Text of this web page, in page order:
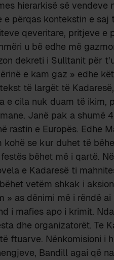
hierarkisë së vendeve
e përqas kontekstin e
qeveritare, pritjeve e
u bë edhe më
dekreti i Sulltanit për
e kam gaz » edhe
të largët të
e cila nuk duam të ikim,
Janë pak a shumë
rastin e Europës. Edhe
se kur duhet të
bëhet më i qartë.
e Kadaresë ti
vetëm shkak i
» as dënimi më i rëndë
i mafies apo i krimit.
dhe organizatorët. Te
ftuarve. Nënkomisioni i
Bandill agai që